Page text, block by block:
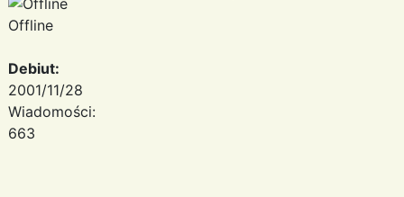
Offline
Debiut:
2001/11/28
Wiadomości:
663